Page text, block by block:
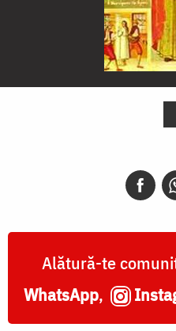
Sfânta
Alătură-te
WhatsApp,